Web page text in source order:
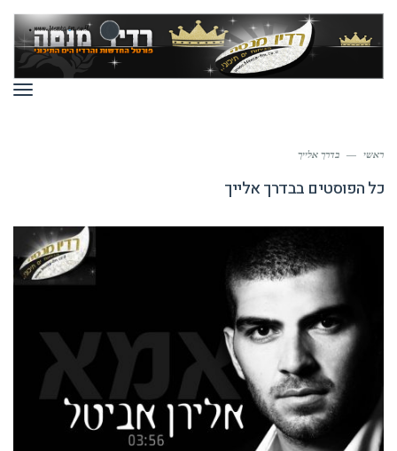
ראשי — בדרך אלייך
כל הפוסטים בבדרך אלייך